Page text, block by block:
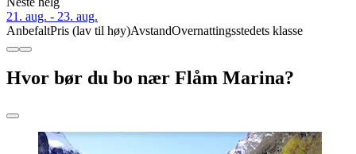
21. aug. - 23. aug.
AnbefaltPris (lav til høy)AvstandOvernattingsstedets klasse
Hvor bør du bo nær Flåm Marina?